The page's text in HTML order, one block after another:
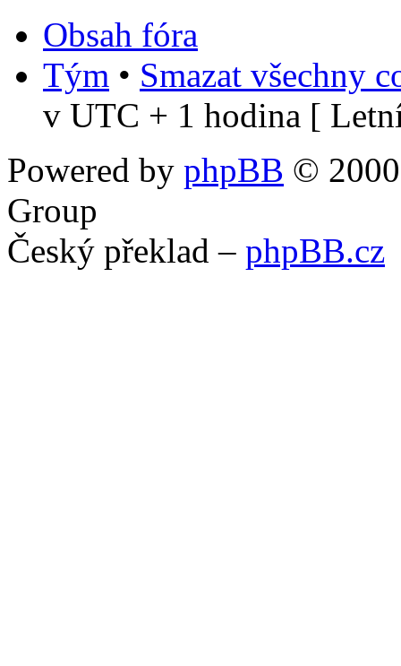
Obsah fóra
Tým • Smazat všechny
v UTC + 1 hodina [
Powered by phpBB ©
Group
Český překlad – phpBB.cz